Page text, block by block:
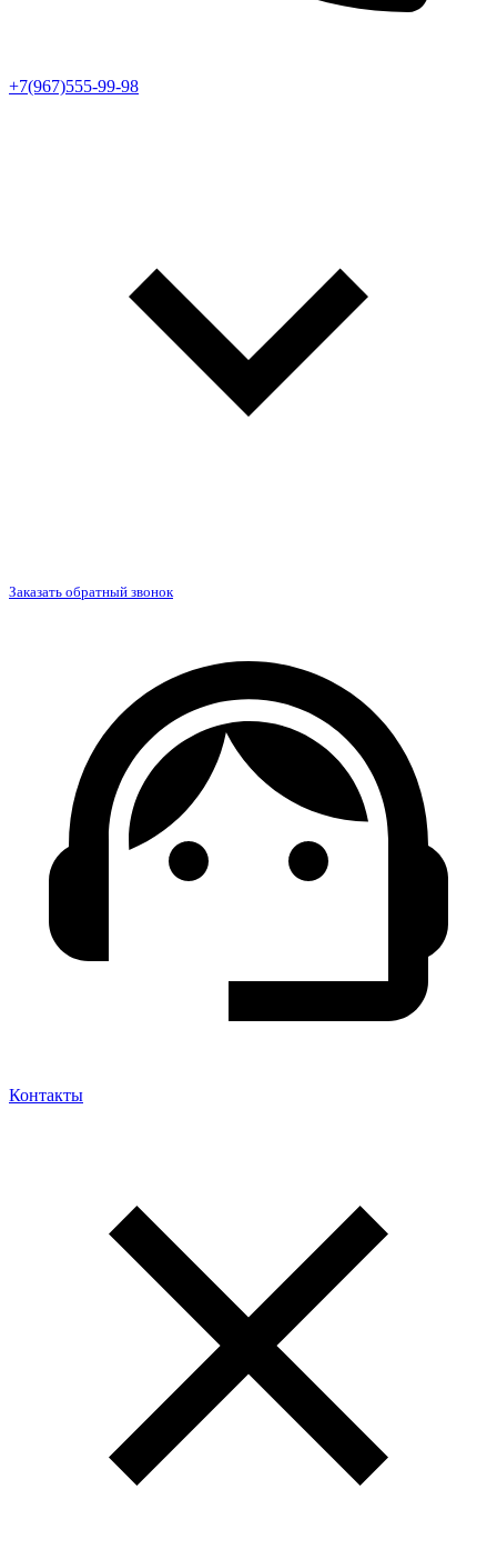
+7(967)555-99-98
Заказать обратный звонок
Контакты